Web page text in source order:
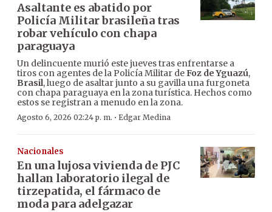
Asaltante es abatido por
Policía Militar brasileña tras
robar vehículo con chapa
paraguaya
Un delincuente murió este jueves tras enfrentarse a
tiros con agentes de la Policía Militar deFoz de Yguazú,
Brasil, luego de asaltar junto a su gavilla una furgoneta
con chapa paraguaya en la zona turística. Hechos como
estos se registran a menudo en la zona.
Agosto 6, 2026 02:24 p. m. · Edgar Medina
Nacionales
En una lujosa vivienda de PJC
hallan laboratorio ilegal de
tirzepatida, el fármaco de
moda para adelgazar